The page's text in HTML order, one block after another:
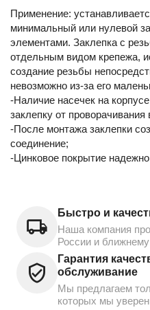
Применение:
минимальный или нулевой
элементами. Заклепка с
отдельным видом крепежа,
создание резьбы
невозможно из-за его
-Наличие насечек на
заклепку от проворачивания
-После монтажа заклепки
соединение;
-Цинковое покрытие
Быстро и
Наша компания
России и
Гарантия
обслуживание
Мы предлагаем
которых мы